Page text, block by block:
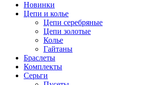
Новинки
Цепи и колье
Цепи серебряные
Цепи золотые
Колье
Гайтаны
Браслеты
Комплекты
Серьги